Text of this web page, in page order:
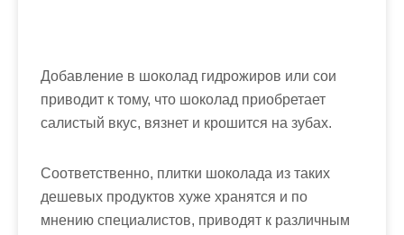
Добавление в шоколад гидрожиров или сои
приводит к тому, что шоколад приобретает
салистый вкус, вязнет и крошится на зубах.
Соответственно, плитки шоколада из таких
дешевых продуктов хуже хранятся и по
мнению специалистов, приводят к различным